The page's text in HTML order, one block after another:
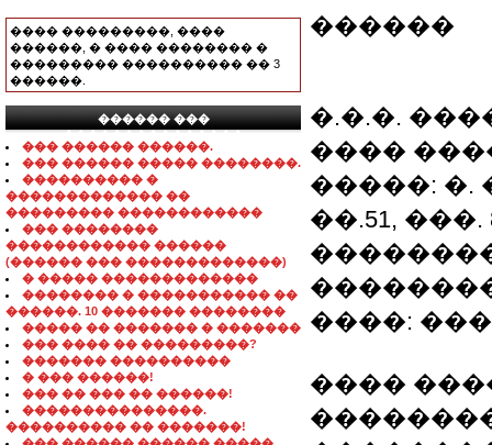
���� ���������, ����
������, � ���� �������� �
��������� ���������� �� 3
������.
������ ���
���������������
��� ������ ������.
��� ������ ����� ��������.
���������� �
������������� ��
��������� ������������
��� ��������
������������ ������
(������ ��� �������������)
� ����� �������������
�������� � ����������� ��
������. 10 ������� ��������
����� �� ������� � �������
��� ���� �� ���������?
������� ����������
� ��� ������!
��� �� ��� �� ������!
���������������.
���������� �� �������!
������
�.�.�.
����
�����: �.
��.51, ���.
����:
����